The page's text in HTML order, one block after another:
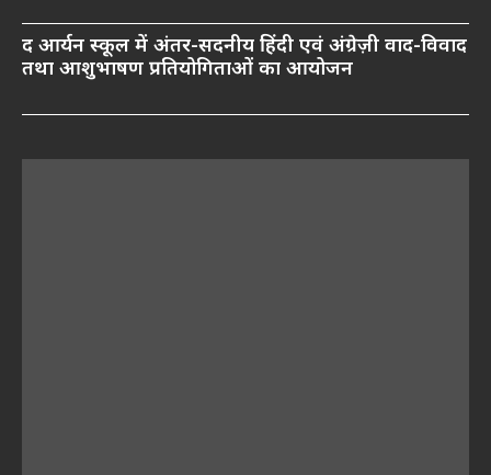
द आर्यन स्कूल में अंतर-सदनीय हिंदी एवं अंग्रेज़ी वाद-विवाद
तथा आशुभाषण प्रतियोगिताओं का आयोजन